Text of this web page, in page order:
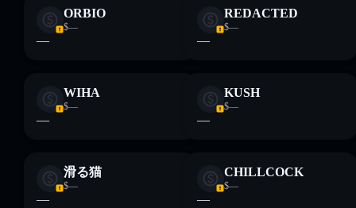
ORBIO
$—
—
REDACTED
$—
—
WIHA
$—
—
KUSH
$—
—
滑る猫
$—
—
CHILLCOCK
$—
—